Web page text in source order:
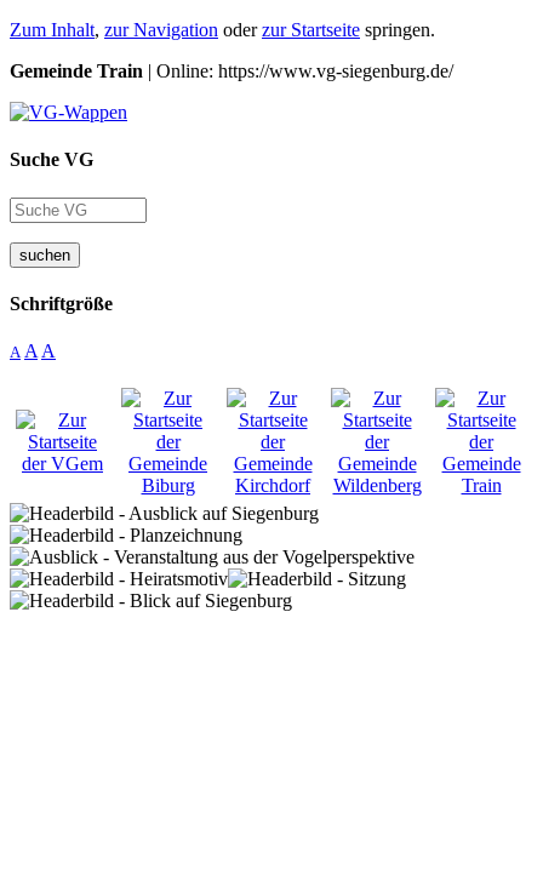
Zum Inhalt, zur Navigation oderzur Startseite springen.
Gemeinde Train | Online: https://www.vg-siegenburg.de/
Suche VG
suchen
Schriftgröße
A A A